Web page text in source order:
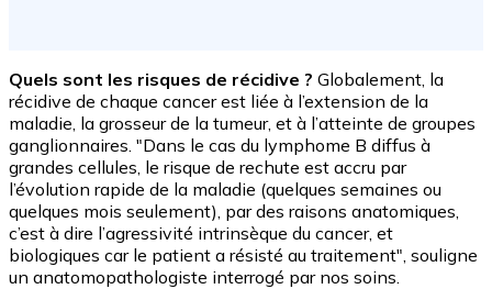
Quels sont les risques de récidive ? Globalement, la
récidive de chaque cancer est liée à l’extension de la
maladie, la grosseur de la tumeur, et à l’atteinte de groupes
ganglionnaires. "Dans le cas du lymphome B diffus à
grandes cellules, le risque de rechute est accru par
l’évolution rapide de la maladie (quelques semaines ou
quelques mois seulement), par des raisons anatomiques,
c’est à dire l’agressivité intrinsèque du cancer, et
biologiques car le patient a résisté au traitement", souligne
un anatomopathologiste interrogé par nos soins.